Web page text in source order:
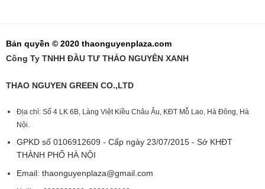
Bản quyền © 2020 thaonguyenplaza.com
Công Ty TNHH ĐẦU TƯ THẢO NGUYÊN XANH
THAO NGUYEN GREEN CO.,LTD
Địa chỉ: Số 4 LK 6B, Làng Việt Kiều Châu Âu, KĐT Mỗ Lao, Hà Đông, Hà
Nội.
GPKD số 0106912609 - Cấp ngày 23/07/2015 - Sở KHĐT
THÀNH PHỐ HÀ NỘI
Email: thaonguyenplaza@gmail.com